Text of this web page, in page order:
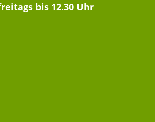
bis 12.30 Uhr